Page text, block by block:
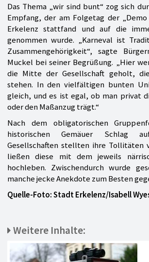
Das Thema „wir sind bunt“ zog sich
Empfang, der am Folgetag der
Erkelenz stattfand und auf die
genommen wurde. „Karneval ist
Zusammengehörigkeit“, sagte
Muckel bei seiner Begrüßung. „Hier
die Mitte der Gesellschaft geholt,
stehen. In den vielfältigen bunten
gleich, und es ist egal, ob man privat
oder den Maßanzug trägt.“
Nach dem obligatorischen
historischen Gemäuer Schlag
Gesellschaften stellten ihre Tollitäten
ließen diese mit dem jeweils
hochleben. Zwischendurch wurde
manche jecke Anekdote zum Besten
Quelle-Foto: Stadt Erkelenz/Isabell
Weitere Inhalte: